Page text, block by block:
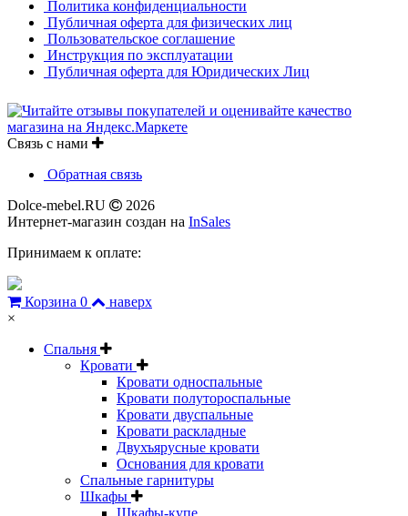
Политика конфиденциальности
Публичная оферта для физических лиц
Пользовательское соглашение
Инструкция по эксплуатации
Публичная оферта для Юридических Лиц
Связь с нами
Обратная связь
Dolce-mebel.RU
2026
Интернет-магазин создан на InSales
Принимаем к оплате:
Корзина 0
наверх
×
Спальня
Кровати
Кровати односпальные
Кровати полутороспальные
Кровати двуспальные
Кровати раскладные
Двухъярусные кровати
Основания для кровати
Спальные гарнитуры
Шкафы
Шкафы-купе